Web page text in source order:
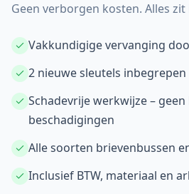
Geen verborgen kosten. Alles
Vakkundigige vervanging
2 nieuwe sleutels inbegrepen
Schadevrije werkwijze –
beschadigingen
Alle soorten brievenbussen
Inclusief BTW, materiaal en